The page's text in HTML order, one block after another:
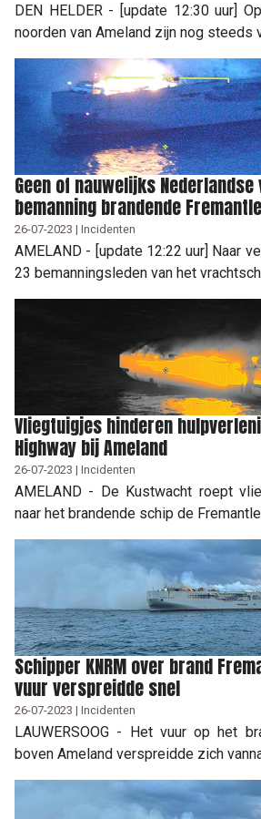
DEN HELDER - [update 12:30 uur]
noorden van Ameland zijn nog steeds
Geen of nauwelijks
bemanning brandende
26-07-2023 | Incidenten
AMELAND - [update 12:22 uur] Naar
23 bemanningsleden van het
Vliegtuigjes hinderen
Highway bij Ameland
26-07-2023 | Incidenten
AMELAND - De Kustwacht roept
naar het brandende schip de
Schipper KNRM over brand
vuur verspreidde snel
26-07-2023 | Incidenten
LAUWERSOOG - Het vuur op het
boven Ameland verspreidde zich